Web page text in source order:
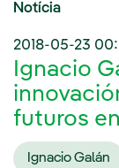
Notícia
2018-05-23
Ignacio
futuros
Ignacio Galán